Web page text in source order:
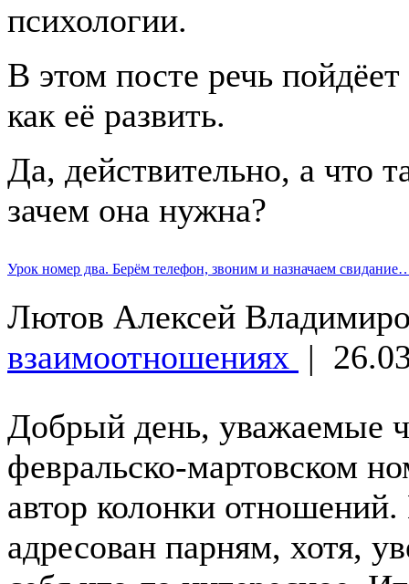
психологии.
В этом посте речь
как её развить.
Да, действительно, а что
зачем она нужна?
Урок номер два. Берём телефон, звоним и назначаем
Лютов Алексей
взаимоотношениях |
Добрый день, уважаемые
февральско-мартовском
автор колонки
адресован парням, хотя,